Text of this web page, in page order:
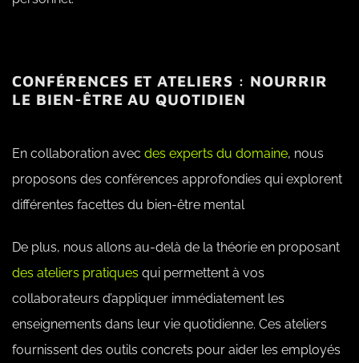
CONFÉRENCES ET ATELIERS : NOURRIR
LE BIEN-ÊTRE AU QUOTIDIEN
En collaboration avec des experts du domaine, nous
proposons des conférences approfondies qui explorent
différentes facettes du bien-être mental
De plus, nous allons au-delà de la théorie en proposant
des ateliers pratiques qui permettent à vos
collaborateurs d’appliquer immédiatement les
enseignements dans leur vie quotidienne. Ces ateliers
fournissent des outils concrets pour aider les employés